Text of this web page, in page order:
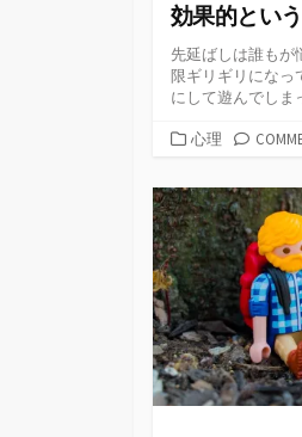
効果的とい
先延ばしは誰もが
限ギリギリになっ
にして遊んでしま
カ
ゴ
リ
ー
心理